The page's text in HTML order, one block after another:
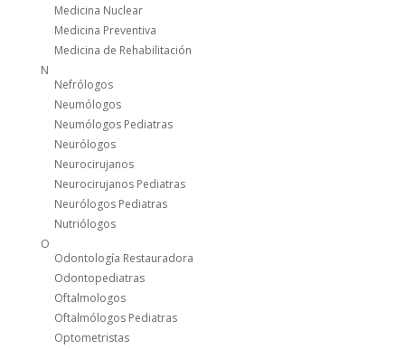
Medicina Nuclear
Medicina Preventiva
Medicina de Rehabilitación
N
Nefrólogos
Neumólogos
Neumólogos Pediatras
Neurólogos
Neurocirujanos
Neurocirujanos Pediatras
Neurólogos Pediatras
Nutriólogos
O
Odontología Restauradora
Odontopediatras
Oftalmologos
Oftalmólogos Pediatras
Optometristas